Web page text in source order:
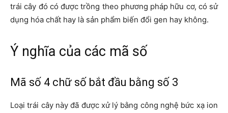
trái cây đó có được trồng theo phương pháp hữu cơ, có sử
dụng hóa chất hay là sản phẩm biến đổi gen hay không.
Ý nghĩa của các mã số
Mã số 4 chữ số bắt đầu bằng số 3
Loại trái cây này đã được xử lý bằng công nghệ bức xạ ion